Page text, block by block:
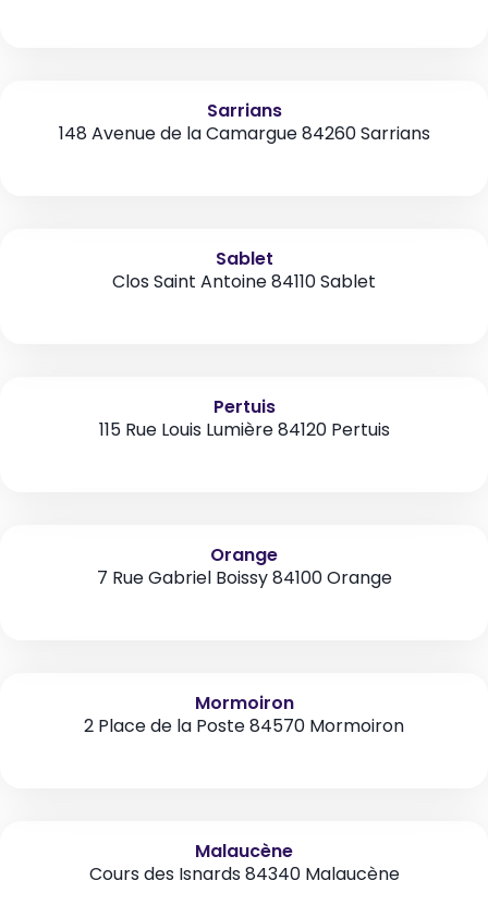
Sarrians
148 Avenue de la Camargue 84260 Sarrians
Sablet
Clos Saint Antoine 84110 Sablet
Pertuis
115 Rue Louis Lumière 84120 Pertuis
Orange
7 Rue Gabriel Boissy 84100 Orange
Mormoiron
2 Place de la Poste 84570 Mormoiron
Malaucène
Cours des Isnards 84340 Malaucène